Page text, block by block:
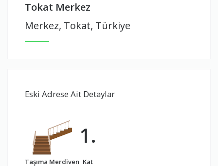
Tokat Merkez
Merkez, Tokat, Türkiye
Eski Adrese Ait Detaylar
Taşıma Merdiven
1.
Kat